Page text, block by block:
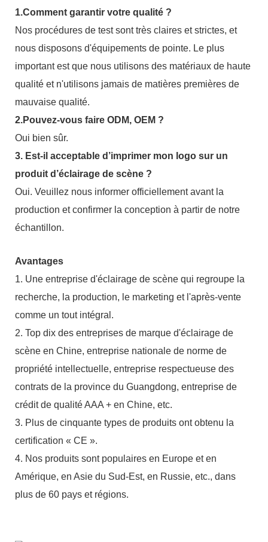
1.Comment garantir votre qualité ?
Nos procédures de test sont très claires et strictes, et
nous disposons d'équipements de pointe. Le plus
important est que nous utilisons des matériaux de haute
qualité et n'utilisons jamais de matières premières de
mauvaise qualité.
2.Pouvez-vous faire ODM, OEM ?
Oui bien sûr.
3. Est-il acceptable d’imprimer mon logo sur un
produit d’éclairage de scène ?
Oui. Veuillez nous informer officiellement avant la
production et confirmer la conception à partir de notre
échantillon.
Avantages
1. Une entreprise d'éclairage de scène qui regroupe la
recherche, la production, le marketing et l'après-vente
comme un tout intégral.
2. Top dix des entreprises de marque d'éclairage de
scène en Chine, entreprise nationale de norme de
propriété intellectuelle, entreprise respectueuse des
contrats de la province du Guangdong, entreprise de
crédit de qualité AAA + en Chine, etc.
3. Plus de cinquante types de produits ont obtenu la
certification « CE ».
4. Nos produits sont populaires en Europe et en
Amérique, en Asie du Sud-Est, en Russie, etc., dans
plus de 60 pays et régions.